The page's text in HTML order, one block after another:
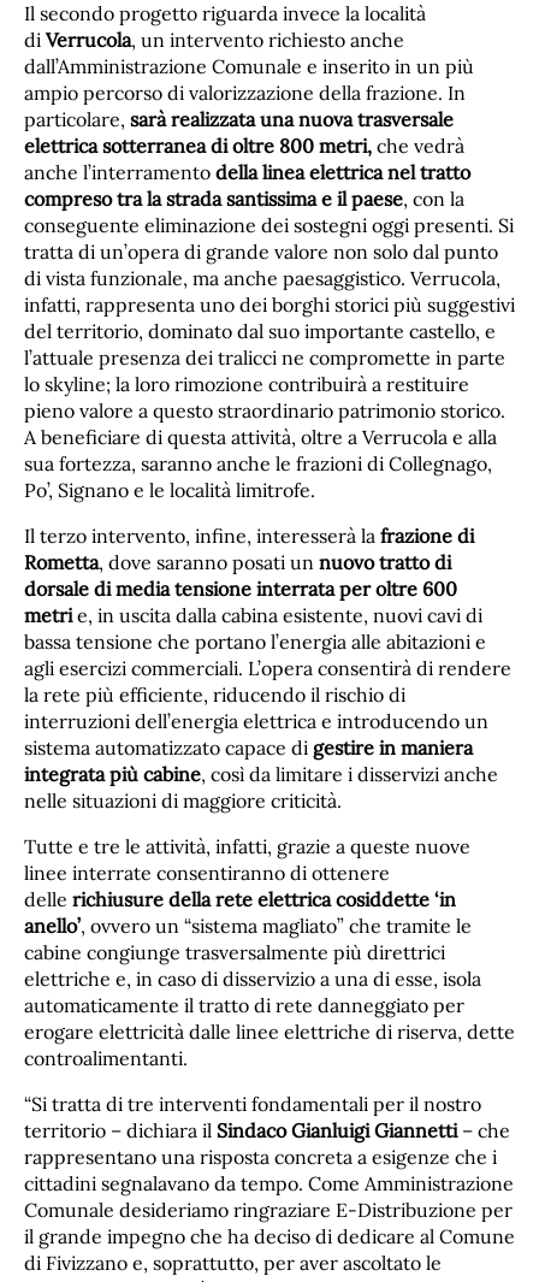
Il secondo progetto riguarda invece la località
di Verrucola, un intervento richiesto anche
dall’Amministrazione Comunale e inserito in un più
ampio percorso di valorizzazione della frazione. In
particolare, sarà realizzata una nuova trasversale
elettrica sotterranea di oltre 800 metri, che vedrà
anche l’interramento della linea elettrica nel tratto
compreso tra la strada santissima e il paese, con la
conseguente eliminazione dei sostegni oggi presenti. Si
tratta di un’opera di grande valore non solo dal punto
di vista funzionale, ma anche paesaggistico. Verrucola,
infatti, rappresenta uno dei borghi storici più suggestivi
del territorio, dominato dal suo importante castello, e
l’attuale presenza dei tralicci ne compromette in parte
lo skyline; la loro rimozione contribuirà a restituire
pieno valore a questo straordinario patrimonio storico.
A beneficiare di questa attività, oltre a Verrucola e alla
sua fortezza, saranno anche le frazioni di Collegnago,
Po’, Signano e le località limitrofe.
Il terzo intervento, infine, interesserà la frazione di
Rometta, dove saranno posati un nuovo tratto di
dorsale di media tensione interrata per oltre 600
metrie, in uscita dalla cabina esistente, nuovi cavi di
bassa tensione che portano l’energia alle abitazioni e
agli esercizi commerciali. L’opera consentirà di rendere
la rete più efficiente, riducendo il rischio di
interruzioni dell’energia elettrica e introducendo un
sistema automatizzato capace di gestire in maniera
integrata più cabine, così da limitare i disservizi anche
nelle situazioni di maggiore criticità.
Tutte e tre le attività, infatti, grazie a queste nuove
linee interrate consentiranno di ottenere
delle richiusure della rete elettrica cosiddette ‘in
anello’, ovvero un “sistema magliato” che tramite le
cabine congiunge trasversalmente più direttrici
elettriche e, in caso di disservizio a una di esse, isola
automaticamente il tratto di rete danneggiato per
erogare elettricità dalle linee elettriche di riserva, dette
controalimentanti.
“Si tratta di tre interventi fondamentali per il nostro
territorio – dichiara il Sindaco Gianluigi Giannetti– che
rappresentano una risposta concreta a esigenze che i
cittadini segnalavano da tempo. Come Amministrazione
Comunale desideriamo ringraziare E-Distribuzione per
il grande impegno che ha deciso di dedicare al Comune
di Fivizzano e, soprattutto, per aver ascoltato le